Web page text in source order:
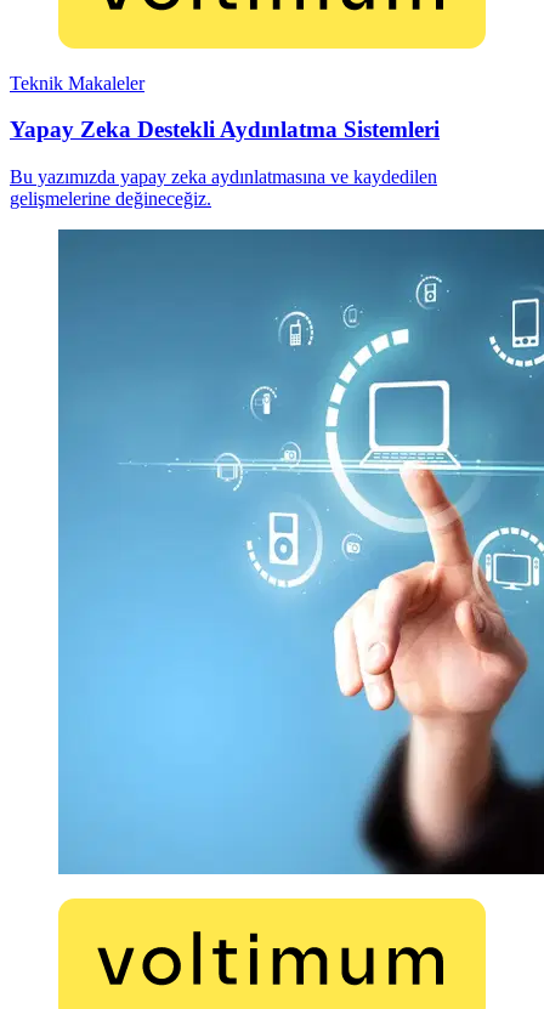
Teknik Makaleler
Yapay Zeka Destekli Aydınlatma Sistemleri
Bu yazımızda yapay zeka aydınlatmasına ve kaydedilen
gelişmelerine değineceğiz.